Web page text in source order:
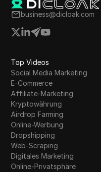
business@dicloak.com
Top Videos
Social Media Marketing
E-Commerce
Affiliate-Marketing
Kryptowährung
Airdrop Farming
Online-Werbung
Dropshipping
Web-Scraping
Digitales Marketing
Online-Privatsphäre